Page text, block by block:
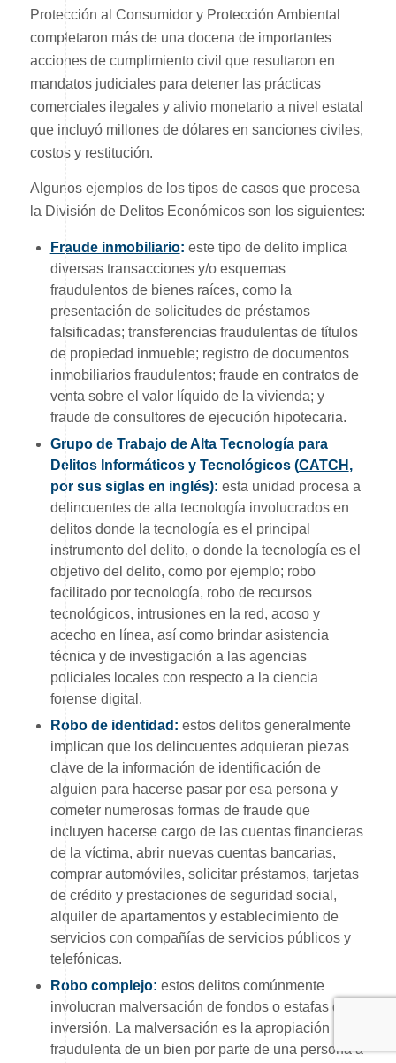
Protección al Consumidor y Protección Ambiental
completaron más de una docena de importantes
acciones de cumplimiento civil que resultaron en
mandatos judiciales para detener las prácticas
comerciales ilegales y alivio monetario a nivel estatal
que incluyó millones de dólares en sanciones civiles,
costos y restitución.
Algunos ejemplos de los tipos de casos que procesa
la División de Delitos Económicos son los siguientes:
Fraude inmobiliario: este tipo de delito implica
diversas transacciones y/o esquemas
fraudulentos de bienes raíces, como la
presentación de solicitudes de préstamos
falsificadas; transferencias fraudulentas de títulos
de propiedad inmueble; registro de documentos
inmobiliarios fraudulentos; fraude en contratos de
venta sobre el valor líquido de la vivienda; y
fraude de consultores de ejecución hipotecaria.
Grupo de Trabajo de Alta Tecnología para
Delitos Informáticos y Tecnológicos (CATCH ,
por sus siglas en inglés): esta unidad procesa a
delincuentes de alta tecnología involucrados en
delitos donde la tecnología es el principal
instrumento del delito, o donde la tecnología es el
objetivo del delito, como por ejemplo; robo
facilitado por tecnología, robo de recursos
tecnológicos, intrusiones en la red, acoso y
acecho en línea, así como brindar asistencia
técnica y de investigación a las agencias
policiales locales con respecto a la ciencia
forense digital.
Robo de identidad: estos delitos generalmente
implican que los delincuentes adquieran piezas
clave de la información de identificación de
alguien para hacerse pasar por esa persona y
cometer numerosas formas de fraude que
incluyen hacerse cargo de las cuentas financieras
de la víctima, abrir nuevas cuentas bancarias,
comprar automóviles, solicitar préstamos, tarjetas
de crédito y prestaciones de seguridad social,
alquiler de apartamentos y establecimiento de
servicios con compañías de servicios públicos y
telefónicas.
Robo complejo: estos delitos comúnmente
involucran malversación de fondos o estafas de
inversión. La malversación es la apropiación
fraudulenta de un bien por parte de una persona a